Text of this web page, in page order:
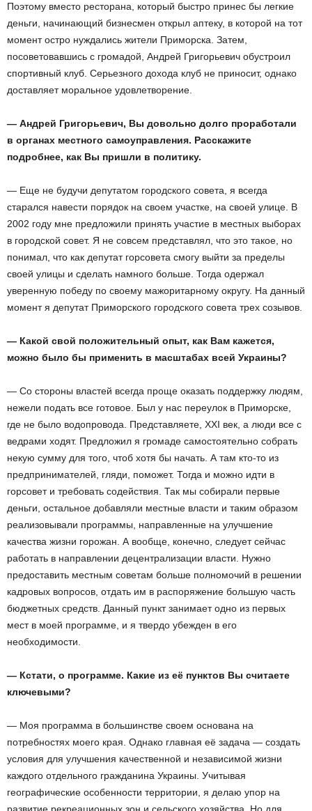
Поэтому вместо ресторана, который быстро принес бы легкие
деньги, начинающий бизнесмен открыл аптеку, в которой на тот
момент остро нуждались жители Приморска. Затем,
посоветовавшись с громадой, Андрей Григорьевич обустроил
спортивный клуб. Серьезного дохода клуб не приносит, однако
доставляет моральное удовлетворение.
— Андрей Григорьевич, Вы довольно долго проработали
в органах местного самоуправления. Расскажите
подробнее, как Вы пришли в политику.
— Еще не будучи депутатом городского совета, я всегда
старался навести порядок на своем участке, на своей улице. В
2002 году мне предложили принять участие в местных выборах
в городской совет. Я не совсем представлял, что это такое, но
понимал, что как депутат горсовета смогу выйти за пределы
своей улицы и сделать намного больше. Тогда одержал
уверенную победу по своему мажоритарному округу. На данный
момент я депутат Приморского городского совета трех созывов.
— Какой свой положительный опыт, как Вам кажется,
можно было бы применить в масштабах всей Украины?
— Со стороны властей всегда проще оказать поддержку людям,
нежели подать все готовое. Был у нас переулок в Приморске,
где не было водопровода. Представляете, XXI век, а люди все с
ведрами ходят. Предложил я громаде самостоятельно собрать
некую сумму для того, чтоб хотя бы начать. А там кто-то из
предпринимателей, гляди, поможет. Тогда и можно идти в
горсовет и требовать содействия. Так мы собирали первые
деньги, остальное добавляли местные власти и таким образом
реализовывали программы, направленные на улучшение
качества жизни горожан. А вообще, конечно, следует сейчас
работать в направлении децентрализации власти. Нужно
предоставить местным советам больше полномочий в решении
кадровых вопросов, отдать им в распоряжение большую часть
бюджетных средств. Данный пункт занимает одно из первых
мест в моей программе, и я твердо убежден в его
необходимости.
— Кстати, о программе. Какие из её пунктов Вы считаете
ключевыми?
— Моя программа в большинстве своем основана на
потребностях моего края. Однако главная её задача — создать
условия для улучшения качественной и независимой жизни
каждого отдельного гражданина Украины. Учитывая
географические особенности территории, я делаю упор на